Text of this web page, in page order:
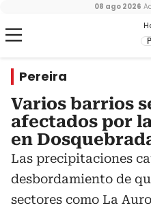
08 ago 2026
Pereira
Varios barrios
afectados por
en
Las precipitaciones
desbordamiento de
sectores como La